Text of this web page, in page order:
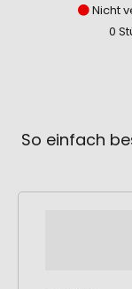
Nicht
0
So einfach